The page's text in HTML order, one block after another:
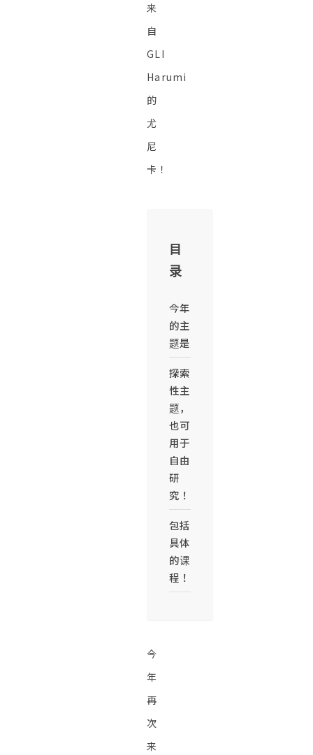
来
自
GLI
Harumi
的
尤
尼
卡！
目
录
今年
的主
题是
探索
性主
题，
也可
用于
自由
研
究！
包括
具体
的课
程！
今
年
再
次
来